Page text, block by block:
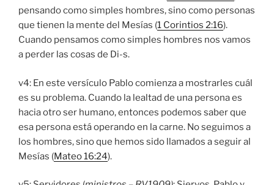
pensando como simples hombres, sino como personas
que tienen la mente del Mesías (1 Corintios 2:16).
Cuando pensamos como simples hombres nos vamos
a perder las cosas de Di-s.
v4: En este versículo Pablo comienza a mostrarles cuál
es su problema. Cuando la lealtad de una persona es
hacia otro ser humano, entonces podemos saber que
esa persona está operando en la carne. No seguimos a
los hombres, sino que hemos sido llamados a seguir al
Mesías (Mateo 16:24).